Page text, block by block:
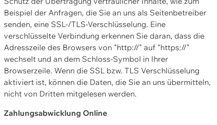
Beispiel der Anfragen, die Sie an uns als Seitenbetreiber
senden, eine SSL-/TLS-Verschlüsselung. Eine
verschlüsselte Verbindung erkennen Sie daran, dass die
Adresszeile des Browsers von "http://" auf "https://"
wechselt und an dem Schloss-Symbol in Ihrer
Browserzeile. Wenn die SSL bzw. TLS Verschlüsselung
aktiviert ist, können die Daten, die Sie an uns übermitteln,
nicht von Dritten mitgelesen werden.
Zahlungsabwicklung Online